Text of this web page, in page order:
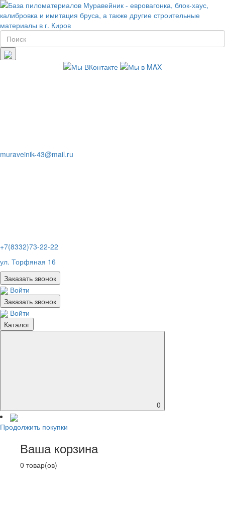
muraveinik-43@mail.ru
+7(8332)73-22-22
ул. Торфяная 16
Заказать звонок
Войти
Заказать звонок
Войти
Каталог
0
Продолжить покупки
Ваша корзина
0 товар(ов)